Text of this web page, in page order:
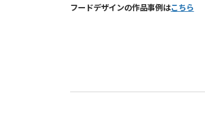
フードデザインの作品事例はこちら